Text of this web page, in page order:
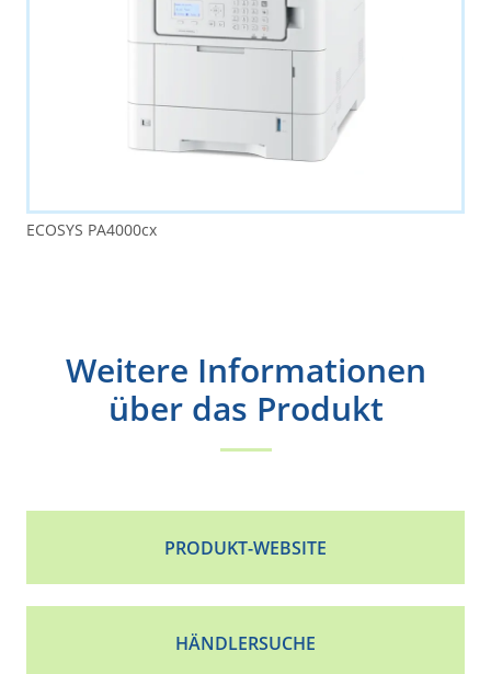
ECOSYS PA4000cx
Weitere Informationen
über das Produkt
PRODUKT-WEBSITE
HÄNDLERSUCHE